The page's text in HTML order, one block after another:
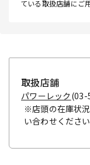
ている取扱店舗にご
取扱店舗
パワーレック (03-
※店頭の在庫状
い合わせください